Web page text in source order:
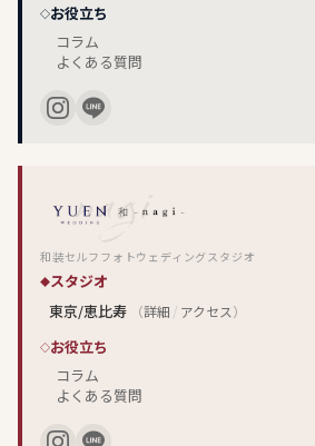
お役立ち
コラム
よくある質問
和装セルフフォトウェディングスタジオ
スタジオ
東京/恵比寿
（詳細 / アクセス）
お役立ち
コラム
よくある質問